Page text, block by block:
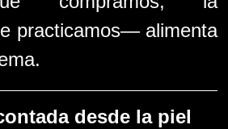
practicamos— alimenta
desde la piel